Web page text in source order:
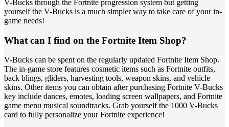
V-Bucks through the Fortnite progression system but getting
yourself the V-Bucks is a much simpler way to take care of your in-
game needs!
What can I find on the Fortnite Item Shop?
V-Bucks can be spent on the regularly updated Fortnite Item Shop.
The in-game store features cosmetic items such as Fortnite outfits,
back blings, gliders, harvesting tools, weapon skins, and vehicle
skins. Other items you can obtain after purchasing Fortnite V-Bucks
key include dances, emotes, loading screen wallpapers, and Fortnite
game menu musical soundtracks. Grab yourself the 1000 V-Bucks
card to fully personalize your Fortnite experience!